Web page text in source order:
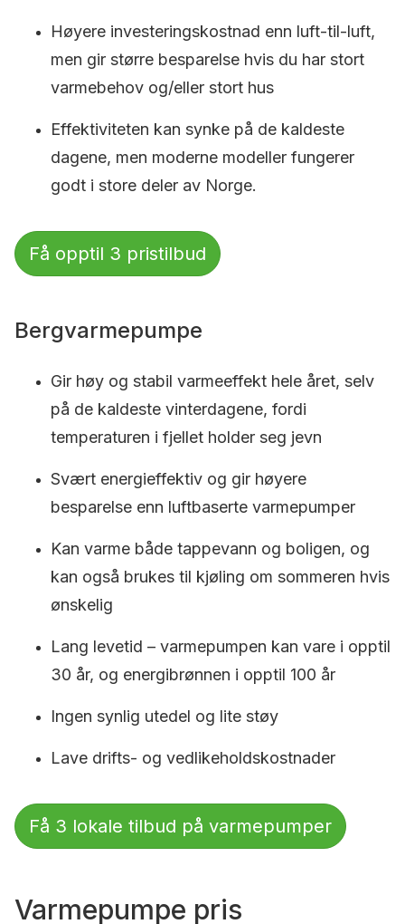
Høyere investeringskostnad enn luft-til-luft,
men gir større besparelse hvis du har stort
varmebehov og/eller stort hus
Effektiviteten kan synke på de kaldeste
dagene, men moderne modeller fungerer
godt i store deler av Norge.
Få opptil 3 pristilbud
Bergvarmepumpe
Gir høy og stabil varmeeffekt hele året, selv
på de kaldeste vinterdagene, fordi
temperaturen i fjellet holder seg jevn
Svært energieffektiv og gir høyere
besparelse enn luftbaserte varmepumper
Kan varme både tappevann og boligen, og
kan også brukes til kjøling om sommeren hvis
ønskelig
Lang levetid – varmepumpen kan vare i opptil
30 år, og energibrønnen i opptil 100 år
Ingen synlig utedel og lite støy
Lave drifts- og vedlikeholdskostnader
Få 3 lokale tilbud på varmepumper
Varmepumpe pris